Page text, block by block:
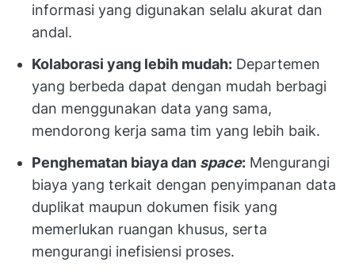
informasi yang digunakan selalu akurat dan
andal.
Kolaborasi yang lebih mudah: Departemen
yang berbeda dapat dengan mudah berbagi
dan menggunakan data yang sama,
mendorong kerja sama tim yang lebih baik.
Penghematan biaya dan space: Mengurangi
biaya yang terkait dengan penyimpanan data
duplikat maupun dokumen fisik yang
memerlukan ruangan khusus, serta
mengurangi inefisiensi proses.